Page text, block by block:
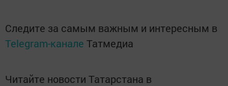
Следите за самым важным и интересным в
Telegram-канале Татмедиа
Читайте новости Татарстана в